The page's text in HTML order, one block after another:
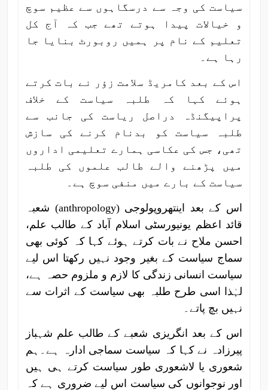
سیاست کی وجہ سے درسگاہوں سے عظیم سوچ
و خیالات پیدا ہوتے تھے جب کہ آج کل
تعلیم کے نام پر ہمیں روبورٹ بنایا جا
رہا ہے۔
اس کے بعد کامریڈ سلامت زؤر نے بات کرتے
ہوئے کہا کہ طلبہ سیاست کے خلاف
پراپیگنڈہ دراصل ریاست کی جانب سے
طلبہ سیاست کو بدنام کرنے کی سازش
تھی، جس کی عکاسی ہمارے تعلیمی اداروں
میں پڑھنے والے طالب علموں کی طلبہ
سیاست کے بارے میں منفی سوچ ہے۔
اس کے بعد اینتھروپولوجی (anthropology) شعبہ
قائد اعظم یونیورسٹی اسلام آباد کے طالب علم،
احسن ملاح نے بات کرتے ہوئے کہا کہ کوئی بھی
سماج سیاست کے بغیر وجود نہیں رکھتا اس لیے
سیاست انسانی زندگی کا لازم و ملزوم حصہ ہے،
لہٰذا اسی طرح طلبہ بھی سیاست کے اثرات سے
نہیں بچ پاتے۔
اس کے بعد انگریزی شعبے کے طالب علم شہباز
پیرزادہ نے کہا کہ سیاست سماجی ادارہ ہے۔ہم
شعوری یا لاشعوری طور سیاست کرتے ہی ہیں
اور نوجوانوں کی سیاست اس لیے ضروری ہے کہ